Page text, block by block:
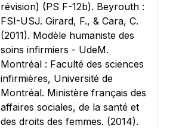
révision) (PS F-12b). Beyrouth :
FSI-USJ. Girard, F., & Cara, C.
(2011). Modèle humaniste des
soins infirmiers - UdeM.
Montréal : Faculté des sciences
infirmières, Université de
Montréal. Ministère français des
affaires sociales, de la santé et
des droits des femmes. (2014).